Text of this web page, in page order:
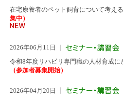
在宅療養者のペット飼育について考え
集中）
2026年06月11日
令和8年度リハビリ専門職の人材育成に
（参加者募集開始）
2026年04月20日